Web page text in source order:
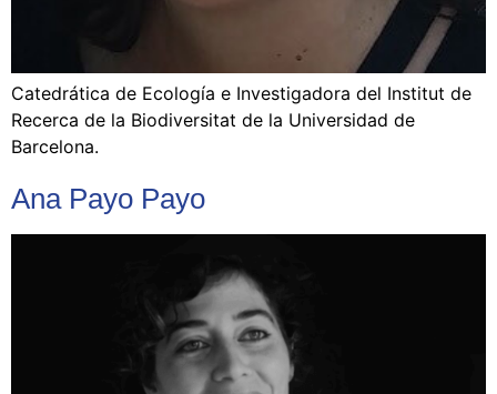
Catedrática de Ecología e ​​Investigadora del Institut de
Recerca de la Biodiversitat de la Universidad de
Barcelona.
Ana Payo Payo